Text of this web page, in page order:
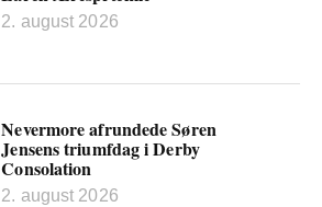
2. august 2026
Nevermore afrundede Søren
Jensens triumfdag i Derby
Consolation
2. august 2026